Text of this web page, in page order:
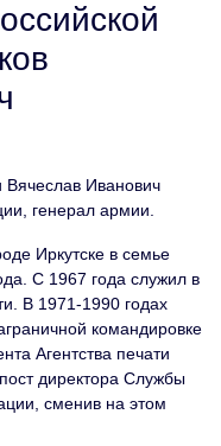
Иванович
генерал армии.
Иркутске в семье
С 1967 года служил в
В 1971-1990 годах
командировке
Агентства печати
директора Службы
сменив на этом